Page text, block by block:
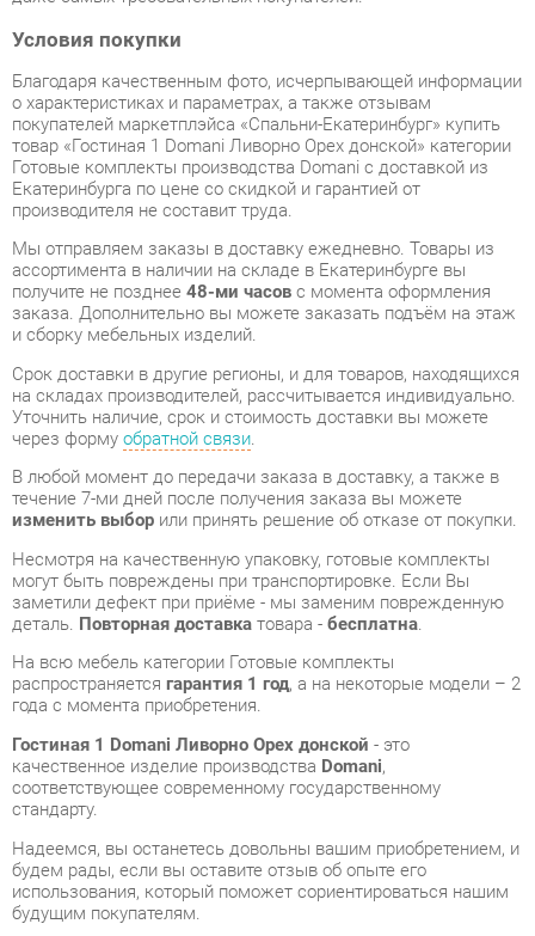
Благодаря качественным фото, исчерпывающей информации
о характеристиках и параметрах, а также отзывам
покупателей маркетплэйса «Спальни-Екатеринбург» купить
товар «Гостиная 1 Domani Ливорно Орех донской» категории
Готовые комплекты производства Domani с доставкой из
Екатеринбурга по цене со скидкой и гарантией от
производителя не составит труда.
Мы отправляем заказы в доставку ежедневно. Товары из
ассортимента в наличии на складе в Екатеринбурге вы
получите не позднее48-ми часовс момента оформления
и сборку мебельных изделий.
Срок доставки в другие регионы, и для товаров, находящихся
на складах производителей, рассчитывается индивидуально.
Уточнить наличие, срок и стоимость доставки вы можете
В любой момент до передачи заказа в доставку, а также в
течение 7-ми дней после получения заказа вы можете
изменить выборили принять решение об отказе от покупки.
Несмотря на качественную упаковку, готовые комплекты
могут быть повреждены при транспортировке. Если Вы
заметили дефект при приёме - мы заменим поврежденную
Повторная доставка товара -
На всю мебель категории Готовые комплекты
распространяетсягарантия 1 год, а на некоторые модели – 2
года с момента приобретения.
Гостиная 1 Domani Ливорно Орех донской
качественное изделие производстваDomani,
соответствующее современному государственному
стандарту.
Надеемся, вы останетесь довольны вашим приобретением, и
будем рады, если вы оставите отзыв об опыте его
использования, который поможет сориентироваться нашим
будущим покупателям.
Кроме формы обратной связиполучить развёрнутую
консультацию, фото и видеообзор продукции вы можете по
e-mail, телефону в Екатеринбурге и через мессенджеры
Telegram и WhatsApp.